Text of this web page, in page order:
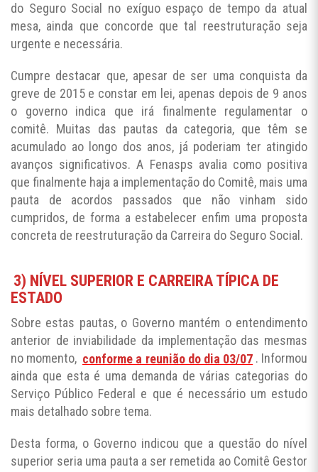
do Seguro Social no exíguo espaço de tempo da atual
mesa, ainda que concorde que tal reestruturação seja
urgente e necessária.
Cumpre destacar que, apesar de ser uma conquista da
greve de 2015 e constar em lei, apenas depois de 9 anos
o governo indica que irá finalmente regulamentar o
comitê. Muitas das pautas da categoria, que têm se
acumulado ao longo dos anos, já poderiam ter atingido
avanços significativos. A Fenasps avalia como positiva
que finalmente haja a implementação do Comitê, mais uma
pauta de acordos passados que não vinham sido
cumpridos, de forma a estabelecer enfim uma proposta
concreta de reestruturação da Carreira do Seguro Social.
3) NÍVEL SUPERIOR E CARREIRA TÍPICA DE
ESTADO
Sobre estas pautas, o Governo mantém o entendimento
anterior de inviabilidade da implementação das mesmas
no momento, conforme a reunião do dia 03/07 . Informou
ainda que esta é uma demanda de várias categorias do
Serviço Público Federal e que é necessário um estudo
mais detalhado sobre tema.
Desta forma, o Governo indicou que a questão do nível
superior seria uma pauta a ser remetida ao Comitê Gestor